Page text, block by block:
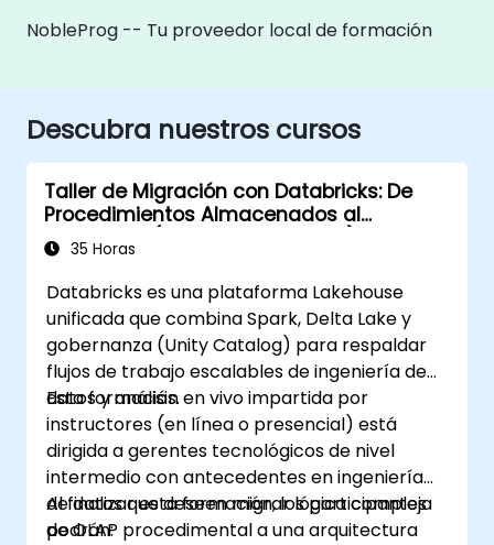
NobleProg -- Tu proveedor local de formación
Descubra nuestros cursos
Taller de Migración con Databricks: De
Procedimientos Almacenados al
Lakehouse (Intensivo de 5 Días)
35 Horas
Databricks es una plataforma Lakehouse
unificada que combina Spark, Delta Lake y
gobernanza (Unity Catalog) para respaldar
flujos de trabajo escalables de ingeniería de
datos y análisis.
Esta formación en vivo impartida por
instructores (en línea o presencial) está
dirigida a gerentes tecnológicos de nivel
intermedio con antecedentes en ingeniería
de datos que deseen migrar lógica compleja
de OLAP procedimental a una arquitectura
Al finalizar esta formación, los participantes
podrán: